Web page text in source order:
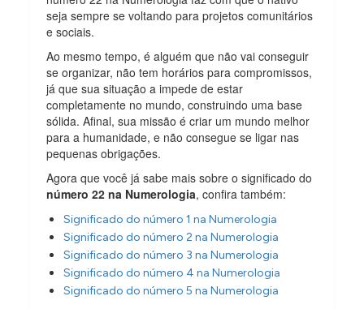
seja sempre se voltando para projetos comunitários
e sociais.
Ao mesmo tempo, é alguém que não vai conseguir
se organizar, não tem horários para compromissos,
já que sua situação a impede de estar
completamente no mundo, construindo uma base
sólida. Afinal, sua missão é criar um mundo melhor
para a humanidade, e não consegue se ligar nas
pequenas obrigações.
Agora que você já sabe mais sobre o significado do
número 22 na Numerologia, confira também:
Significado do número 1 na Numerologia
Significado do número 2 na Numerologia
Significado do número 3 na Numerologia
Significado do número 4 na Numerologia
Significado do número 5 na Numerologia